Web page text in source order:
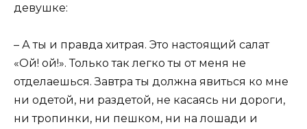
девушке:
– А ты и правда хитрая. Это настоящий салат
«Ой! ой!». Только так легко ты от меня не
отделаешься. Завтра ты должна явиться ко мне
ни одетой, ни раздетой, не касаясь ни дороги,
ни тропинки, ни пешком, ни на лошади и